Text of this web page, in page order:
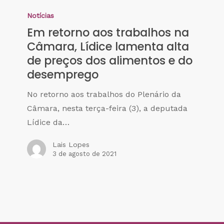
Notícias
Em retorno aos trabalhos na
Câmara, Lídice lamenta alta
de preços dos alimentos e do
desemprego
No retorno aos trabalhos do Plenário da
Câmara, nesta terça-feira (3), a deputada
Lídice da…
Lais Lopes
3 de agosto de 2021